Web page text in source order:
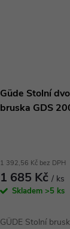
Güde Stolní
bruska GDS
1 392,56 Kč bez DPH
1 685 Kč / ks
Skladem >5 ks
GÜDE Stolní